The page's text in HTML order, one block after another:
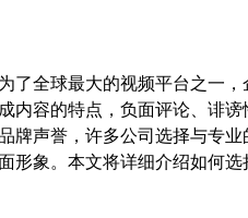
了全球最大的视频平台之一
内容的特点，负面评论、诽
牌声誉，许多公司选择与专
形象。本文将详细介绍如何